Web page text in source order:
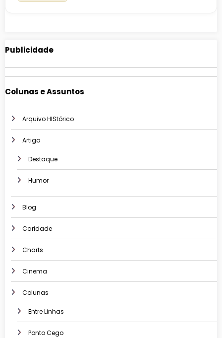
Publicidade
Colunas e Assuntos
Arquivo HIStórico
Artigo
Destaque
Humor
Blog
Caridade
Charts
Cinema
Colunas
Entre Linhas
Ponto Cego